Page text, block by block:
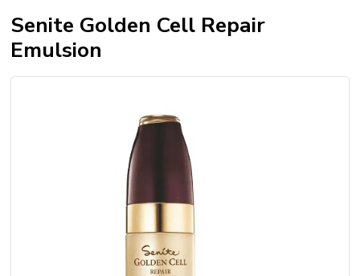
Senite Golden Cell Repair
Emulsion